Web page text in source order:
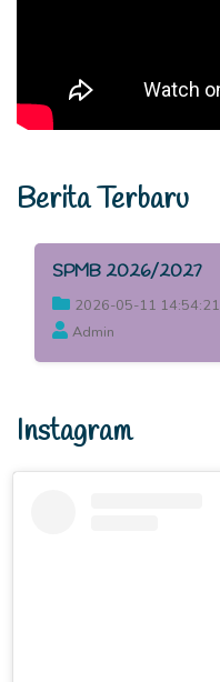
Berita Terbaru
SPMB 2026/2027
2026-05-11 14:54:21
Admin
Instagram